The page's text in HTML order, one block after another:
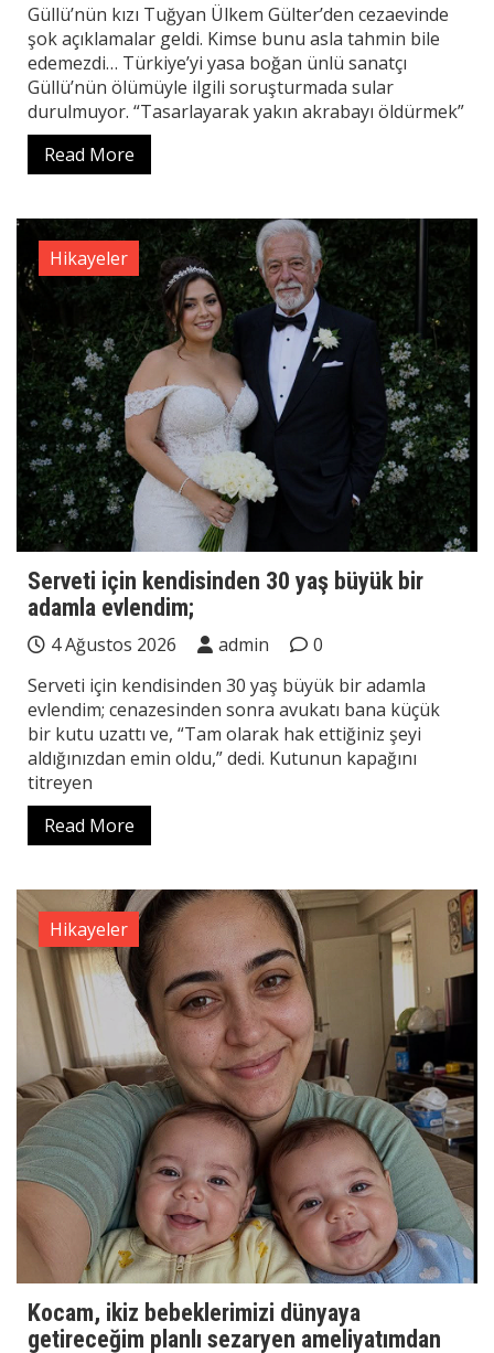
Güllü’nün kızı Tuğyan Ülkem Gülter’den cezaevinde
şok açıklamalar geldi. Kimse bunu asla tahmin bile
edemezdi… Türkiye’yi yasa boğan ünlü sanatçı
Güllü’nün ölümüyle ilgili soruşturmada sular
durulmuyor. “Tasarlayarak yakın akrabayı öldürmek”
Read More
Hikayeler
Serveti için kendisinden 30 yaş büyük bir
adamla evlendim;
4 Ağustos 2026 admin
0
Serveti için kendisinden 30 yaş büyük bir adamla
evlendim; cenazesinden sonra avukatı bana küçük
bir kutu uzattı ve, “Tam olarak hak ettiğiniz şeyi
aldığınızdan emin oldu,” dedi. Kutunun kapağını
titreyen
Read More
Hikayeler
Kocam, ikiz bebeklerimizi dünyaya
getireceğim planlı sezaryen ameliyatımdan